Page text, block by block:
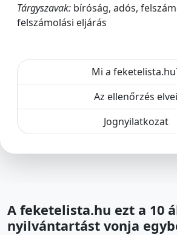
Tárgyszavak: bíróság, adós,
felszámolási eljárás
Mi a
Az ellenőrzés elvei
Jognyilatkozat
A feketelista.hu ezt a 10
nyilvántartást vonja